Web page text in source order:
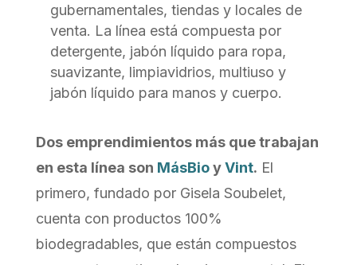
gubernamentales, tiendas y locales de
venta. La línea está compuesta por
detergente, jabón líquido para ropa,
suavizante, limpiavidrios, multiuso y
jabón líquido para manos y cuerpo.
Dos emprendimientos más que trabajan
en esta línea son MásBioyVint. El
primero, fundado por Gisela Soubelet,
cuenta con productos 100%
biodegradables, que están compuestos